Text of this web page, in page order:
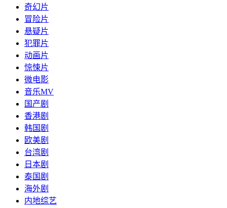
奇幻片
冒险片
悬疑片
犯罪片
动画片
惊悚片
微电影
音乐MV
国产剧
香港剧
韩国剧
欧美剧
台湾剧
日本剧
泰国剧
海外剧
内地综艺